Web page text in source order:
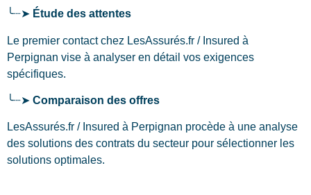
╰┈➤ Étude des attentes
Le premier contact chez LesAssurés.fr / Insured à
Perpignan vise à analyser en détail vos exigences
spécifiques.
╰┈➤ Comparaison des offres
LesAssurés.fr / Insured à Perpignan procède à une analyse
des solutions des contrats du secteur pour sélectionner les
solutions optimales.